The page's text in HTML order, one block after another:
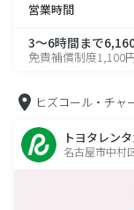
営業時間
3～6時間まで
免責補償制度1,100
ヒズコール・チャ
トヨタレン
名古屋市中村